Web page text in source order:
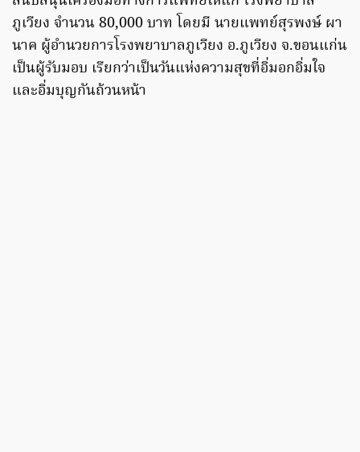
ภูเวียง จำนวน 80,000 บาท โดยมี นายแพทย์สุรพงษ์ ผา
นาค ผู้อำนวยการโรงพยาบาลภูเวียง อ.ภูเวียง จ.ขอนแก่น
เป็นผู้รับมอบ เรียกว่าเป็นวันแห่งความสุขที่อิ่มอกอิ่มใจ
และอิ่มบุญกันถ้วนหน้า